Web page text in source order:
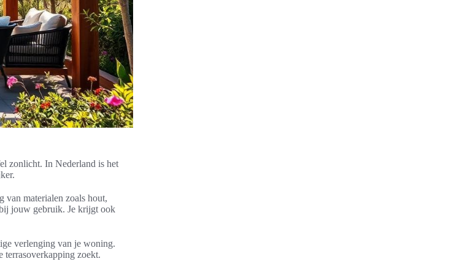
zonlicht. In Nederland is het
van materialen zoals hout,
jouw gebruik. Je krijgt ook
verlenging van je woning.
terrasoverkapping zoekt.